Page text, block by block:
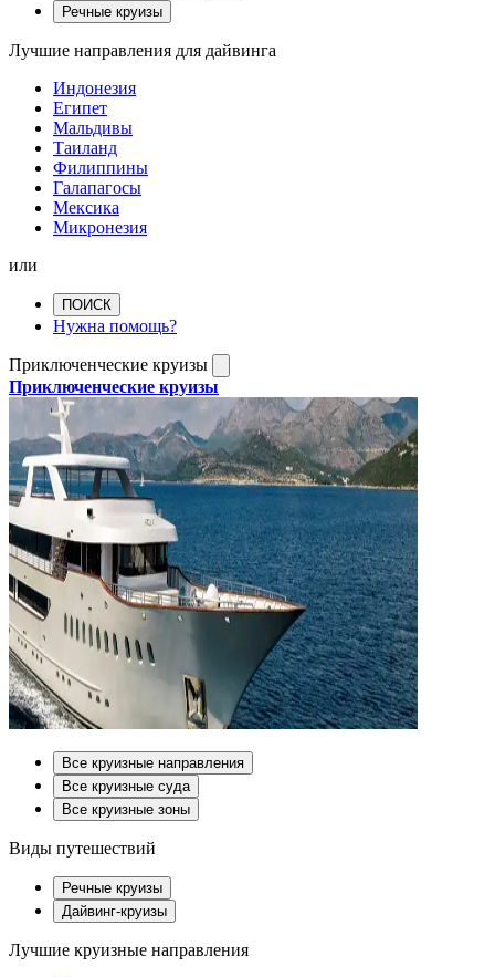
Речные круизы
Лучшие направления для дайвинга
Индонезия
Египет
Мальдивы
Таиланд
Филиппины
Галапагосы
Мексика
Микронезия
или
ПОИСК
Нужна помощь?
Приключенческие круизы
Приключенческие круизы
Все круизные направления
Все круизные суда
Все круизные зоны
Виды путешествий
Речные круизы
Дайвинг-круизы
Лучшие круизные направления